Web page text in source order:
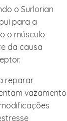
o Surlorian
para a
o músculo
da causa
reparar
vazamento